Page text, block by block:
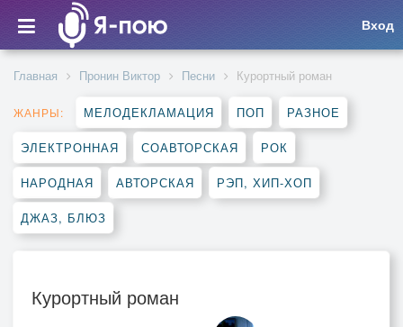
Вход
Главная Пронин Виктор Песни Курортный роман
ЖАНРЫ: МЕЛОДЕКЛАМАЦИЯ ПОП РАЗНОЕ
ЭЛЕКТРОННАЯ СОАВТОРСКАЯ РОК
НАРОДНАЯ АВТОРСКАЯ РЭП, ХИП-ХОП
ДЖАЗ, БЛЮЗ
Курортный роман